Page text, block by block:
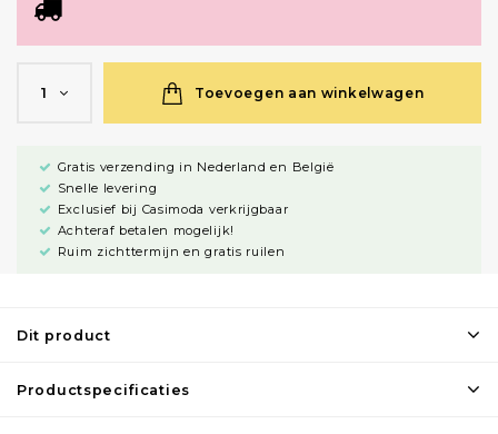
1 Toevoegen aan winkelwagen
Gratis verzending in Nederland en België
Snelle levering
Exclusief bij Casimoda verkrijgbaar
Achteraf betalen mogelijk!
Ruim zichttermijn en gratis ruilen
Dit product
Productspecificaties